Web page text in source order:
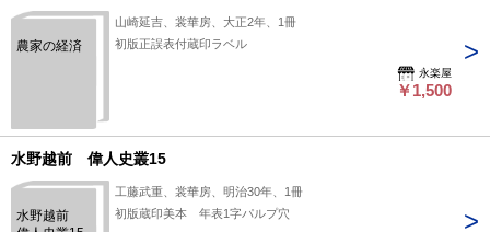
農家の経済
山崎延吉、裳華房、大正2年、1冊
初版正誤表付蔵印ラベル
永楽屋
￥1,500
水野越前 偉人史叢15
水野越前
工藤武重、裳華房、明治30年、1冊
初版蔵印美本 年表1字パルプ穴